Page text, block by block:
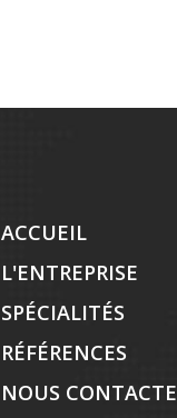
ACCUEIL
L'ENTREPRISE
SPÉCIALITÉS
RÉFÉRENCES
NOUS